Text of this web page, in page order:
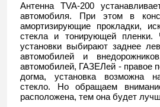
Антенна TVA-200
автомобиля. При этом в
амортизирующие прокладки,
стекла и тонирующей
установки выбирают заднее
автомобилей и
автомобилей, ГАЗЕЛей - правое
догма, установка возможна
стекло. Но обращаем
расположена, тем она будет